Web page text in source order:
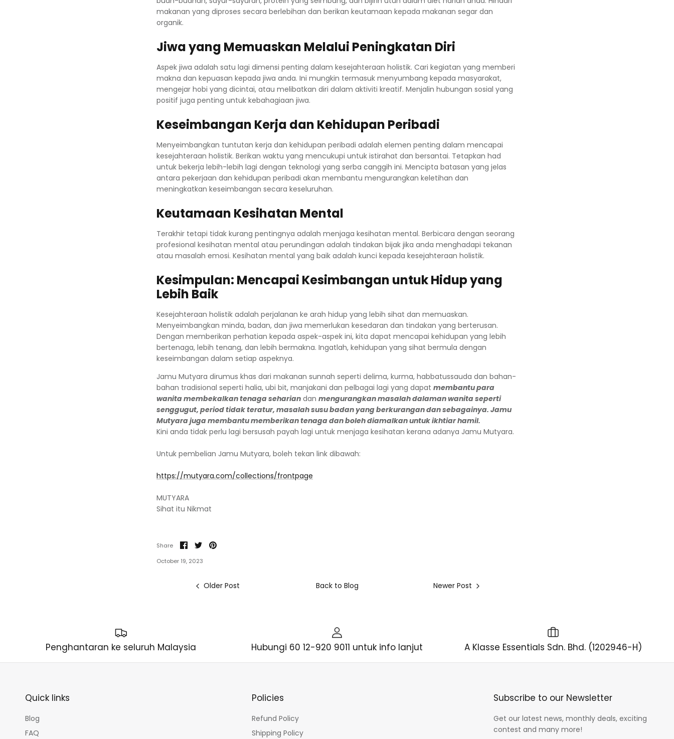
makanan yang diproses secara berlebihan dan berikan keutamaan kepada makanan segar dan
organik.
Jiwa yang Memuaskan Melalui Peningkatan Diri
Aspek jiwa adalah satu lagi dimensi penting dalam kesejahteraan holistik. Cari kegiatan yang memberi
makna dan kepuasan kepada jiwa anda. Ini mungkin termasuk menyumbang kepada masyarakat,
mengejar hobi yang dicintai, atau melibatkan diri dalam aktiviti kreatif. Menjalin hubungan sosial yang
positif juga penting untuk kebahagiaan jiwa.
Keseimbangan Kerja dan Kehidupan Peribadi
Menyeimbangkan tuntutan kerja dan kehidupan peribadi adalah elemen penting dalam mencapai
kesejahteraan holistik. Berikan waktu yang mencukupi untuk istirahat dan bersantai. Tetapkan had
untuk bekerja lebih-lebih lagi dengan teknologi yang serba canggih ini. Mencipta batasan yang jelas
antara pekerjaan dan kehidupan peribadi akan membantu mengurangkan keletihan dan
meningkatkan keseimbangan secara keseluruhan.
Keutamaan Kesihatan Mental
Terakhir tetapi tidak kurang pentingnya adalah menjaga kesihatan mental. Berbicara dengan seorang
profesional kesihatan mental atau perundingan adalah tindakan bijak jika anda menghadapi tekanan
atau masalah emosi. Kesihatan mental yang baik adalah kunci kepada kesejahteraan holistik.
Kesimpulan: Mencapai Kesimbangan untuk Hidup yang
Lebih Baik
Kesejahteraan holistik adalah perjalanan ke arah hidup yang lebih sihat dan memuaskan.
Menyeimbangkan minda, badan, dan jiwa memerlukan kesedaran dan tindakan yang berterusan.
Dengan memberikan perhatian kepada aspek-aspek ini, kita dapat mencapai kehidupan yang lebih
bertenaga, lebih tenang, dan lebih bermakna. Ingatlah, kehidupan yang sihat bermula dengan
keseimbangan dalam setiap aspeknya.
Jamu Mutyara dirumus khas dari makanan sunnah seperti delima, kurma, habbatussauda dan bahan-
bahan tradisional seperti halia, ubi bit, manjakani dan pelbagai lagi yang dapat membantu para
wanita membekalkan tenaga seharian dan mengurangkan masalah dalaman wanita seperti
senggugut, period tidak teratur, masalah susu badan yang berkurangan dan sebagainya. Jamu
Mutyara juga membantu memberikan tenaga dan boleh diamalkan untuk ikhtiar hamil.
Kini anda tidak perlu lagi bersusah payah lagi untuk menjaga kesihatan kerana adanya Jamu Mutyara.
Untuk pembelian Jamu Mutyara, boleh tekan link dibawah:
https://mutyara.com/collections/frontpage
MUTYARA
Sihat itu Nikmat
Share Share
on
Facebook
Share
Twitter
Pin
October 19, 2023
Older Post Back to Blog Newer Post
Penghantaran ke seluruh Malaysia Hubungi 60 12-920 9011 untuk info lanjut A Klasse Essentials Sdn. Bhd. (1202946-H)
Quick links
Blog
FAQ
Policies
Refund Policy
Shipping Policy
Subscribe to our Newsletter
Get our latest news, monthly deals, exciting
contest and many more!